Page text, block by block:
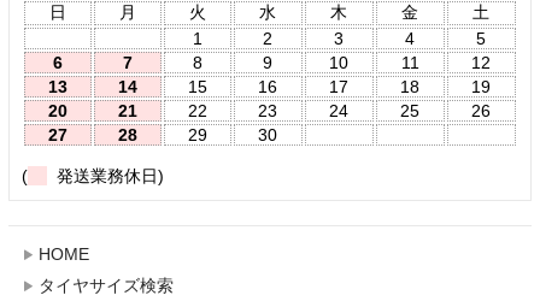
日
月 火 水 木 金
土
1
2 3 4
5
6
7 8 9 10 11
12
13
14 15 16 17 18
19
20
21 22 23 24 25
26
27
28 29 30
( 発送業務休日)
HOME
タイヤサイズ検索